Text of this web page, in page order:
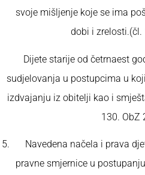
svoje mišljenje koje se ima
dobi i zrelosti.(čl.
Dijete starije od četrnaest
sudjelovanja u postupcima u
izdvajanju iz obitelji kao i
130. ObZ
Navedena načela i prava
pravne smjernice u